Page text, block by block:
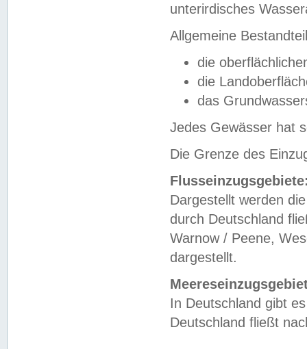
unterirdisches
Allgemeine
die
die
das
Jedes Gewässer hat
Die Grenze des
Dargestellt werden
durch Deutschland
Warnow / Peene,
dargestellt.
In Deutschland gibt
Deutschland fließt